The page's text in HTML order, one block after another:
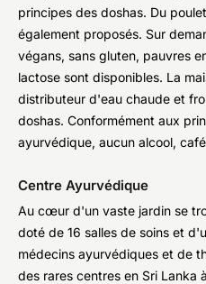
principes des doshas. Du
également proposés. Sur
végans, sans gluten, pauvres
lactose sont disponibles. La
distributeur d'eau chaude et
doshas. Conformément aux
ayurvédique, aucun alcool,
Centre Ayurvédique
Au cœur d'un vaste jardin se
doté de 16 salles de soins et
médecins ayurvédiques et de
des rares centres en Sri Lanka